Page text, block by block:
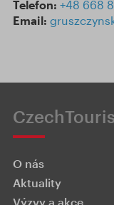
Telefon: +48 668
Email:
O nás
Aktuality
Výzvy a akce